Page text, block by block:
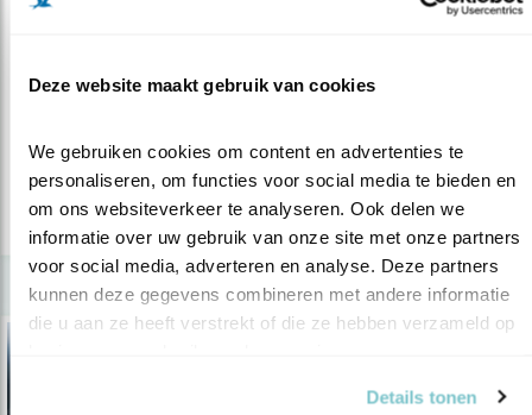
Deze website maakt gebruik van cookies
We gebruiken cookies om content en advertenties te
personaliseren, om functies voor social media te bieden en
om ons websiteverkeer te analyseren. Ook delen we
informatie over uw gebruik van onze site met onze partners
voor social media, adverteren en analyse. Deze partners
kunnen deze gegevens combineren met andere informatie
die u aan ze heeft verstrekt of die ze hebben verzameld op
Details tonen
Beschermingsplan Moerasvogels revisited,..
dat in de praktijk, wat doe je d..
lees meer